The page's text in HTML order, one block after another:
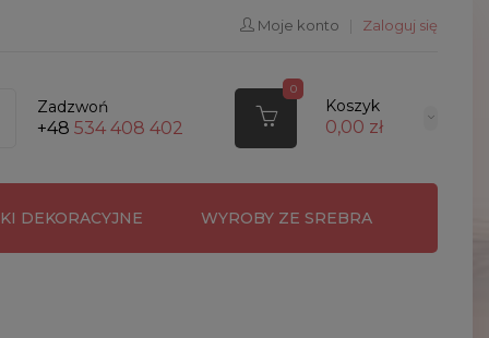
Moje konto Zaloguj się
Zadzwoń
+48 534 408 402
0
Koszyk
0,00 zł
DEKORACYJNE WYROBY ZE SREBRA